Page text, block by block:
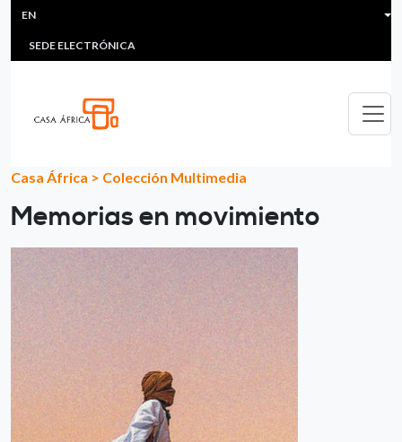
Skip to main content
HEADER MENU
MULTIMEDIA
SEDE ELECTRÓNICA
EN
Casa África > Colección Multimedia
Memorias en movimiento